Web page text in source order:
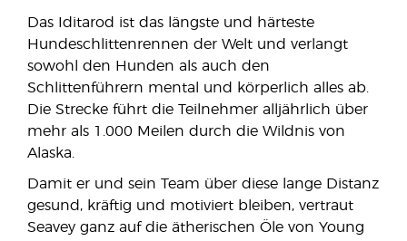
Das Iditarod ist das längste und härteste
Hundeschlittenrennen der Welt und verlangt
sowohl den Hunden als auch den
Schlittenführern mental und körperlich alles ab.
Die Strecke führt die Teilnehmer alljährlich über
mehr als 1.000 Meilen durch die Wildnis von
Alaska.
Damit er und sein Team über diese lange Distanz
gesund, kräftig und motiviert bleiben, vertraut
Seavey ganz auf die ätherischen Öle von Young